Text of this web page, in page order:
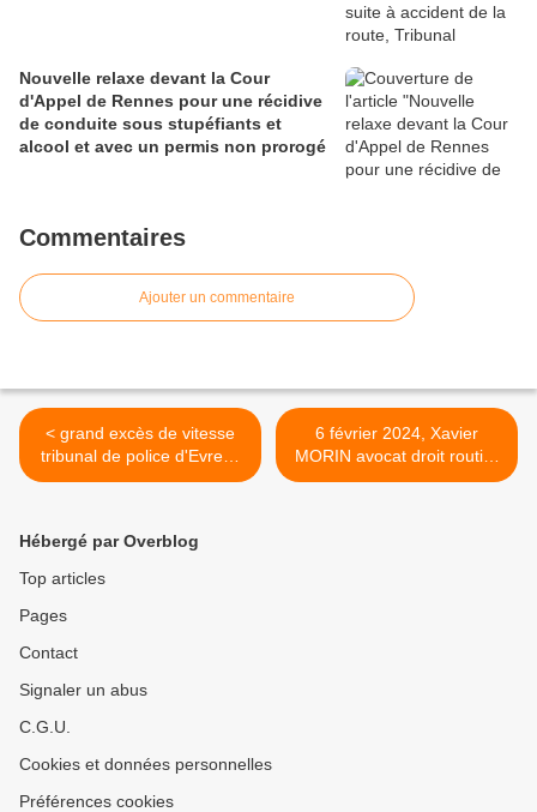
Nouvelle relaxe devant la Cour
d'Appel de Rennes pour une récidive
de conduite sous stupéfiants et
alcool et avec un permis non prorogé
Commentaires
Ajouter un commentaire
< grand excès de vitesse
tribunal de police d'Evreux
relaxe 02.02.24
6 février 2024, Xavier
MORIN avocat droit routier
au tribunal de Chartres >
Hébergé par Overblog
Top articles
Pages
Contact
Signaler un abus
C.G.U.
Cookies et données personnelles
Préférences cookies